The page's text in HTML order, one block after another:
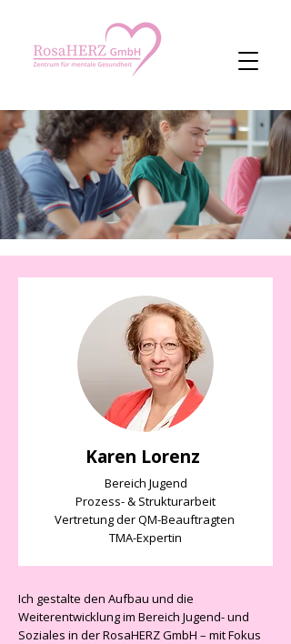
Karen Lorenz
Bereich Jugend
Prozess- & Strukturarbeit
Vertretung der QM-Beauftragten
TMA-Expertin
Ich gestalte den Aufbau und die
Weiterentwicklung im Bereich Jugend- und
Soziales in der RosaHERZ GmbH – mit Fokus